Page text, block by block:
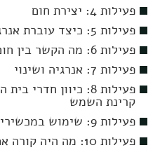
פעילות 4: יצירת חום
פעילות 5: כיצד עוברת אנרגיית החום?
פעילות 6: מה הקשר בין חום לטמפרטורה?
פעילות 7: אנרגיה ושינוי
פעילות 8: כיוון
קרינת השמש
פעילות 9: שימוש במכשירי חשמל ביתיים
פעילות 10: מה היה קורה אם היום לא היה חשמל?